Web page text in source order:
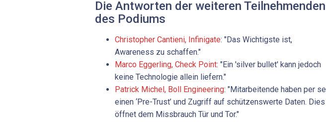
Die Antworten der weiteren Teilnehmenden
des Podiums
Christopher Cantieni, Infinigate: "Das Wichtigste ist,
Awareness zu schaffen."
Marco Eggerling, Check Point: "Ein 'silver bullet' kann jedoch
keine Technologie allein liefern."
Patrick ­Michel, Boll Engineering: "Mitarbeitende haben per se
einen ‘Pre-Trust’ und Zugriff auf schützenswerte Daten. Dies
öffnet dem Missbrauch Tür und Tor."